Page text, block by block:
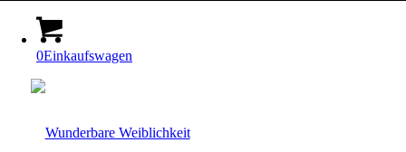
0Einkaufswagen